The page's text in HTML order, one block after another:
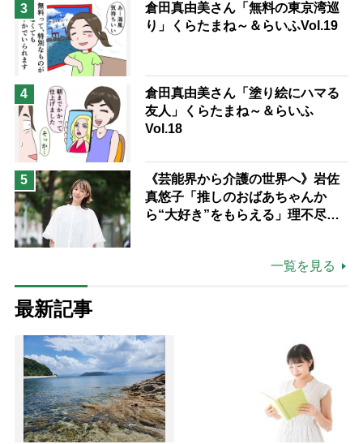
3
倉田真由美さん「無料の東京湾巡
り」くらたまね～＆らいふVol.19
4
倉田真由美さん「塗り絵にハマる
友人」くらたまね～＆らいふ
Vol.18
5
《芸能界から介護の世界へ》岩佐
真悠子「推しのおばあちゃんか
ら“大好き”をもらえる」理不尽さ
一覧を見る
最新記事